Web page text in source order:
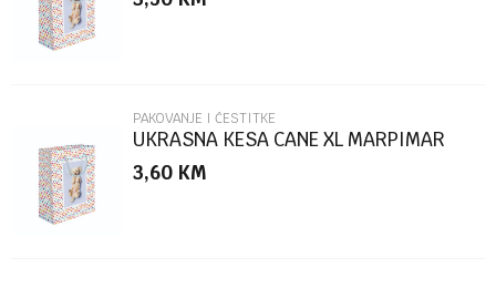
PAKOVANJE I ČESTITKE
UKRASNA KESA CANE XL MARPIMAR
3,60 KM